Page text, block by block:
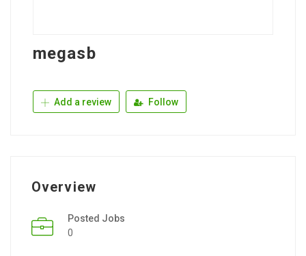
megasb
Add a review Follow
Overview
Posted Jobs
0